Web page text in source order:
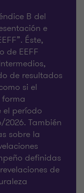
B del
e
Éste,
de EEFF
de resultados
si el
el período
También
sobre la
definidas
de